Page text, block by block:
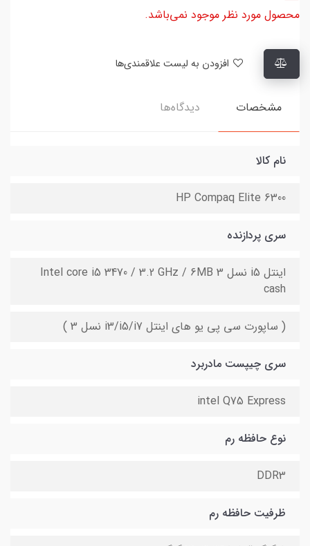
محصول مورد نظر موجود نمی‌باشد.
مشخصات دیدگاه‌ها
نام کالا
HP Compaq Elite 6300
سری پردازنده
اینتل i5 نسل 3 Intel core i5 3470 / 3.2 GHz / 6MB
cash
( ساپورت سی پی یو های اینتل i3/i5/i7 نسل 3 )
سری چیپست مادربرد
intel Q75 Express
نوع حافظه رم
DDR3
ظرفیت حافظه رم